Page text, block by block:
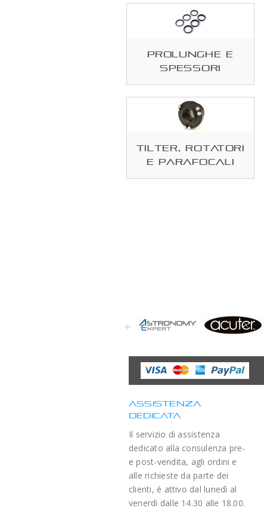
Prolunghe e
spessori
Tilter, rotatori
e parafocali
Expert
ASSISTENZA
DEDICATA
Il servizio di assistenza
dedicato alla consulenza pre-
e post-vendita, agli ordini e
alle richieste da parte dei
clienti, è attivo dal lunedì al
venerdì dalle 14.30 alle 18.00.